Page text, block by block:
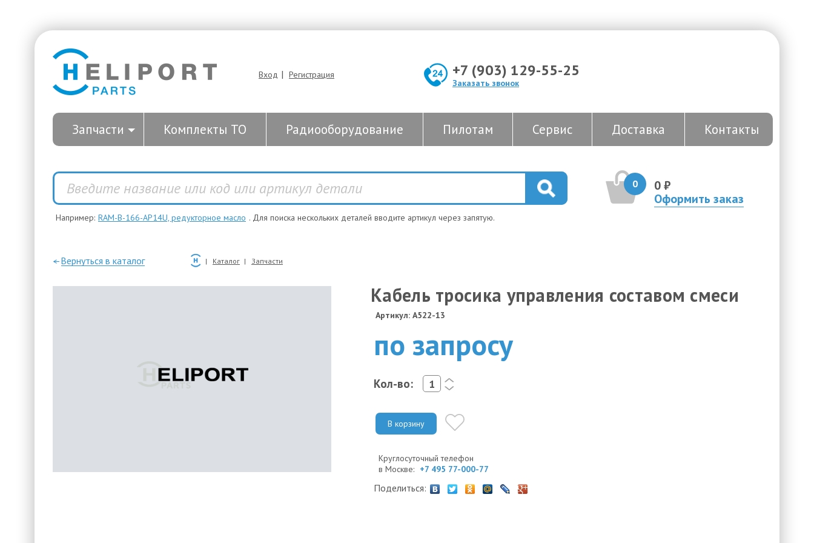
Вход | Регистрация +7 (903) 129-55-25
Заказать звонок
Запчасти Комплекты ТО Радиооборудование Пилотам Сервис Доставка Контакты
0
0 ₽
Оформить заказ
Например: RAM-B-166-AP14U, редукторное масло . Для поиска нескольких деталей вводите артикул через запятую.
—Вернуться в каталог Каталог Запчасти
Кабель тросика управления составом смеси
Артикул: A522-13
по запросу
Кол-во:
<
>
В корзину
Круглосуточный телефон
в Москве: +7 495 77-000-77
Поделиться: